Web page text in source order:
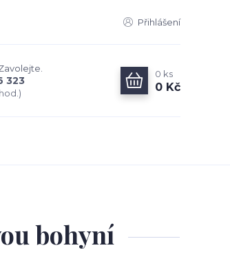
Přihlášení
323
0 ks
0 Kč
bohyní